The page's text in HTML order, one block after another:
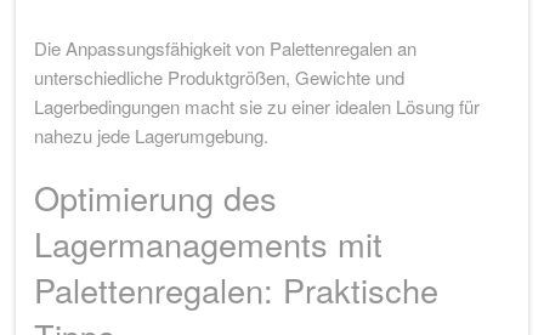
Die Anpassungsfähigkeit von Palettenregalen an
unterschiedliche Produktgrößen, Gewichte und
Lagerbedingungen macht sie zu einer idealen Lösung für
nahezu jede Lagerumgebung.
Optimierung des
Lagermanagements mit
Palettenregalen: Praktische